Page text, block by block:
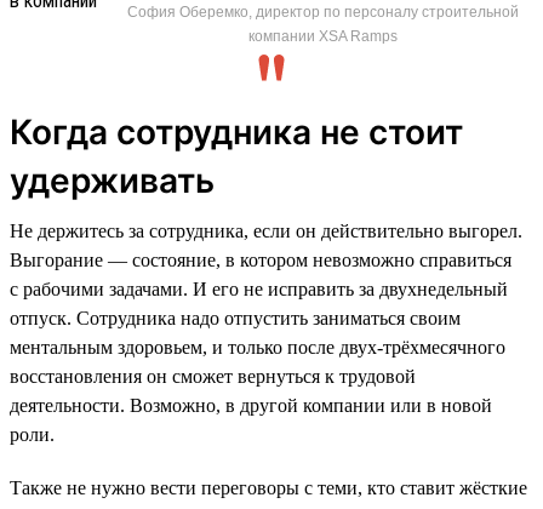
София Оберемко, директор по персоналу строительной
компании XSA Ramps
Когда сотрудника не стоит
удерживать
Не держитесь за сотрудника, если он действительно выгорел.
Выгорание — состояние, в котором невозможно справиться
с рабочими задачами. И его не исправить за двухнедельный
отпуск. Сотрудника надо отпустить заниматься своим
ментальным здоровьем, и только после двух-трёхмесячного
восстановления он сможет вернуться к трудовой
деятельности. Возможно, в другой компании или в новой
роли.
Также не нужно вести переговоры с теми, кто ставит жёсткие